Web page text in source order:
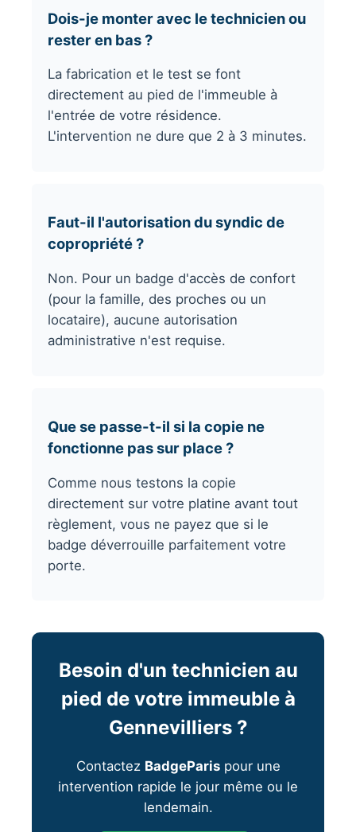
Dois-je monter avec le technicien ou
rester en bas ?
La fabrication et le test se font
directement au pied de l'immeuble à
l'entrée de votre résidence.
L'intervention ne dure que 2 à 3 minutes.
Faut-il l'autorisation du syndic de
copropriété ?
Non. Pour un badge d'accès de confort
(pour la famille, des proches ou un
locataire), aucune autorisation
administrative n'est requise.
Que se passe-t-il si la copie ne
fonctionne pas sur place ?
Comme nous testons la copie
directement sur votre platine avant tout
règlement, vous ne payez que si le
badge déverrouille parfaitement votre
porte.
Besoin d'un technicien au
pied de votre immeuble à
Gennevilliers ?
Contactez BadgeParispour une
intervention rapide le jour même ou le
lendemain.